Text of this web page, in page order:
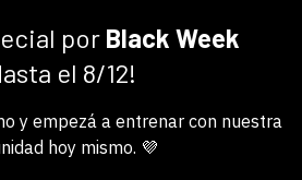
por Black Week
el 8/12!
y empezá a entrenar con nuestra
hoy mismo. 💜